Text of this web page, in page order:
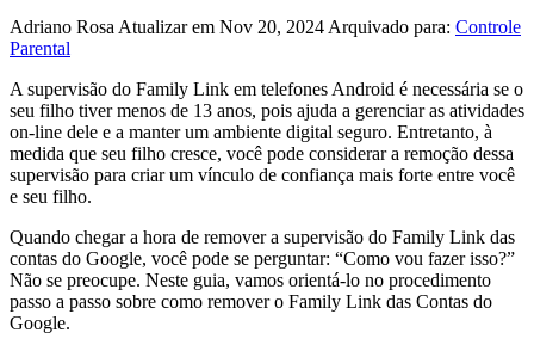
Adriano Rosa Atualizar em Nov 20, 2024 Arquivado para: Controle
Parental
A supervisão do Family Link em telefones Android é necessária se o
seu filho tiver menos de 13 anos, pois ajuda a gerenciar as atividades
on-line dele e a manter um ambiente digital seguro. Entretanto, à
medida que seu filho cresce, você pode considerar a remoção dessa
supervisão para criar um vínculo de confiança mais forte entre você
e seu filho.
Quando chegar a hora de remover a supervisão do Family Link das
contas do Google, você pode se perguntar: “Como vou fazer isso?”
Não se preocupe. Neste guia, vamos orientá-lo no procedimento
passo a passo sobre como remover o Family Link das Contas do
Google.